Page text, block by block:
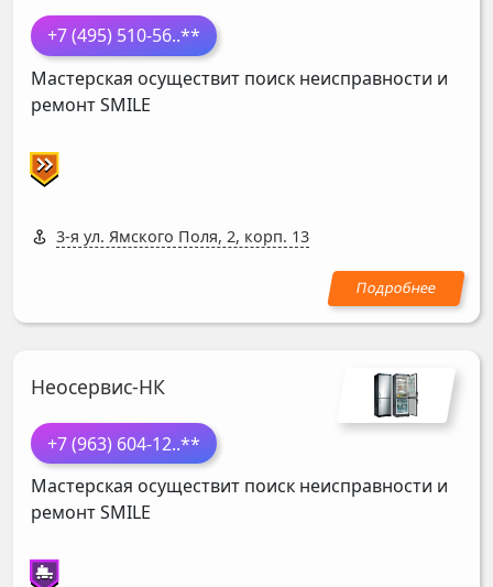
+7 (495) 510-56..**
Мастерская осуществит поиск неисправности и
ремонтSMILE
3-я ул. Ямского Поля, 2, корп. 13
Неосервис-НК
+7 (963) 604-12..**
Мастерская осуществит поиск неисправности и
ремонтSMILE